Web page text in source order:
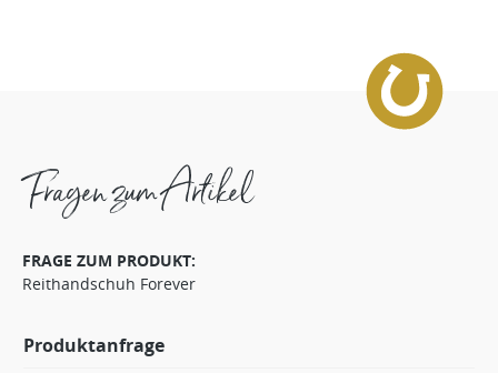
Fragen zum Artikel
FRAGE ZUM PRODUKT:
Reithandschuh Forever
Produktanfrage